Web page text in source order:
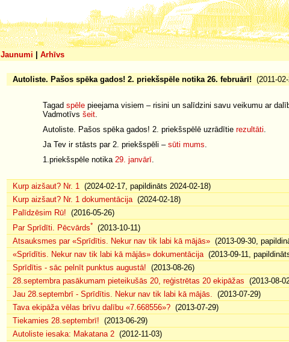
Jaunumi
Arhīvs
Autoliste. Pašos spēka gados! 2. priekšspēle notika 26. februārī! (2011-
Tagad spēle pieejama visiem – risini un salīdzini savu veikumu ar
Vadmotīvs šeit.
Autoliste. Pašos spēka gados! 2. priekšspēlē uzrādītie rezultāti.
Ja Tev ir stāsts par 2. priekšspēli – sūti mums.
1.priekšspēle notika 29. janvārī.
Kurp aizšaut? Nr. 1 (2024-02-17, papildināts 2024-02-18)
Kurp aizšaut? Nr. 1 dokumentācija(2024-02-18)
Palīdzēsim Rū! (2016-05-26)
Par Sprīdīti. Pēcvārds*
(2013-10-11)
Atsauksmes par «Sprīdītis. Nekur nav tik labi kā mājās» (2013-09-30,
«Sprīdītis. Nekur nav tik labi kā mājās» dokumentācija(2013-09-11,
Sprīdītis - sāc pelnīt punktus augustā! (2013-08-26)
28.septembra pasākumam pieteikušās 20, reģistrētas 20 ekipāžas (2013-08-
Jau 28.septembrī - Sprīdītis. Nekur nav tik labi kā mājās. (2013-07-29)
Tava ekipāža vēlas brīvu dalību «7.668556»? (2013-07-29)
Tiekamies 28.septembrī! (2013-06-29)
Autoliste iesaka: Makatana 2 (2012-11-03)